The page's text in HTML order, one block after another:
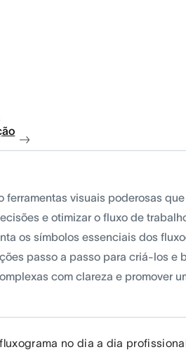
ferramentas visuais poderosas
e otimizar o fluxo de
os símbolos essenciais dos
passo a passo para criá-los e
com clareza e promover
no dia a dia